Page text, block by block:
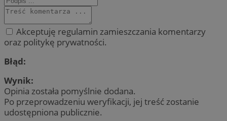
Akceptuję regulamin zamieszczania komentarzy
oraz politykę prywatności.
Błąd:
Wynik:
Opinia została pomyślnie dodana.
Po przeprowadzeniu weryfikacji, jej treść zostanie
udostępniona publicznie.